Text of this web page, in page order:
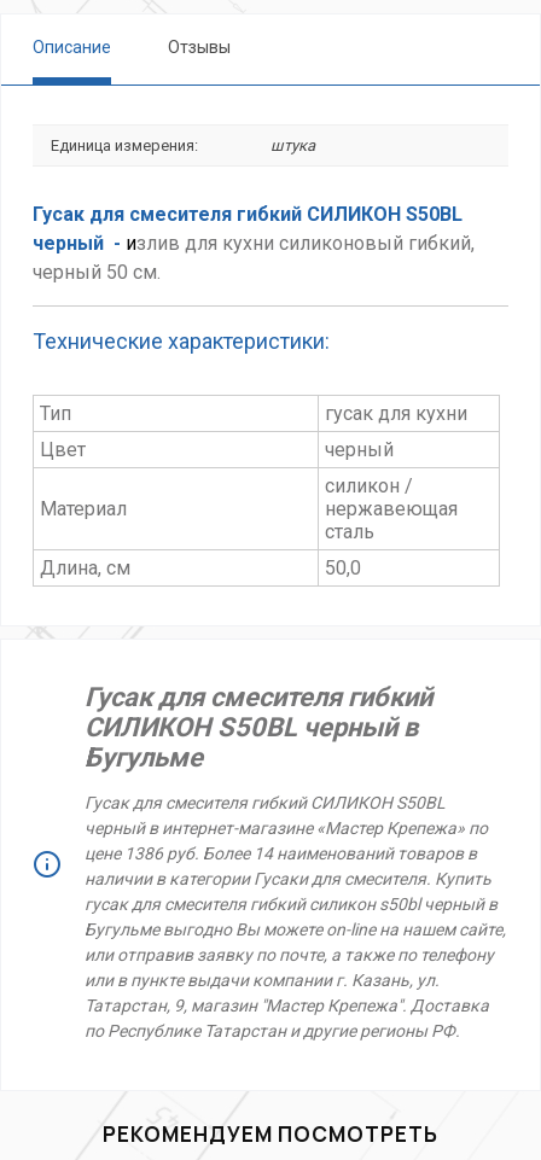
Описание Отзывы
Единица измерения: штука
Гусак для смесителя гибкий СИЛИКОН S50BL
черный - излив для кухни силиконовый гибкий,
черный 50 см.
Технические характеристики:
Тип
гусак для кухни
Цвет
черный
Материал
силикон /
нержавеющая
сталь
Длина, см
50,0
Гусак для смесителя гибкий
СИЛИКОН S50BL черный в
Бугульме
Гусак для смесителя гибкий СИЛИКОН S50BL
черный в интернет-магазине «Мастер Крепежа» по
цене 1386 руб. Более 14 наименований товаров в
наличии в категории Гусаки для смесителя. Купить
гусак для смесителя гибкий силикон s50bl черный в
Бугульме выгодно Вы можете on-line на нашем сайте,
или отправив заявку по почте, а также по телефону
или в пункте выдачи компании г. Казань, ул.
Татарстан, 9, магазин "Мастер Крепежа". Доставка
по Республике Татарстан и другие регионы РФ.
РЕКОМЕНДУЕМ ПОСМОТРЕТЬ